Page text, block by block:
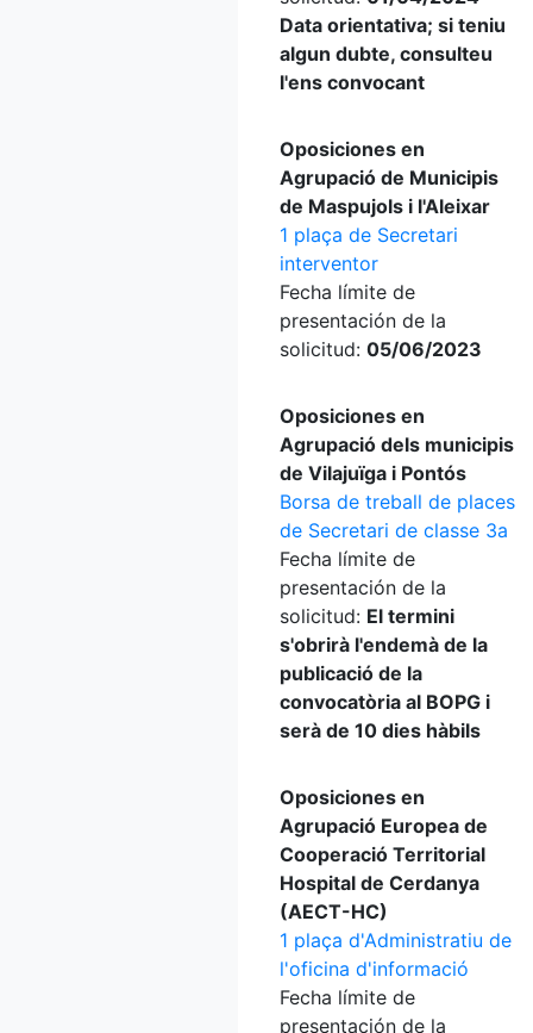
Data orientativa; si teniu
algun dubte, consulteu
l'ens convocant
Oposiciones en
Agrupació de Municipis
de Maspujols i l'Aleixar
1 plaça de Secretari
interventor
Fecha límite de
presentación de la
solicitud: 05/06/2023
Oposiciones en
Agrupació dels municipis
de Vilajuïga i Pontós
Borsa de treball de places
de Secretari de classe 3a
Fecha límite de
presentación de la
solicitud: El termini
s'obrirà l'endemà de la
publicació de la
convocatòria al BOPG i
serà de 10 dies hàbils
Oposiciones en
Agrupació Europea de
Cooperació Territorial
Hospital de Cerdanya
(AECT-HC)
1 plaça d'Administratiu de
l'oficina d'informació
Fecha límite de
presentación de la